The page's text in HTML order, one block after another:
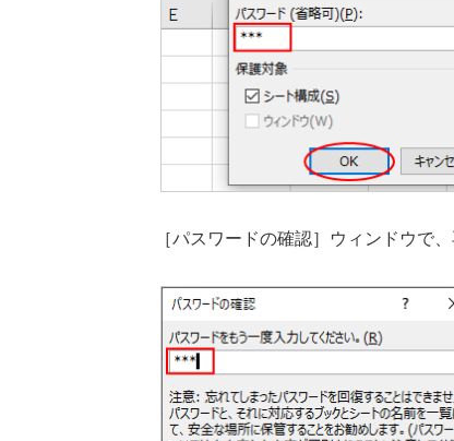
［パスワードの確認］ウィンドウで